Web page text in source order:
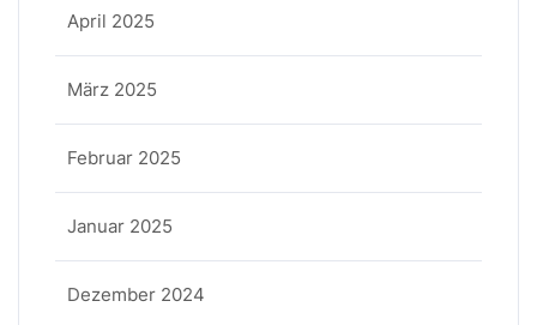
April 2025
März 2025
Februar 2025
Januar 2025
Dezember 2024